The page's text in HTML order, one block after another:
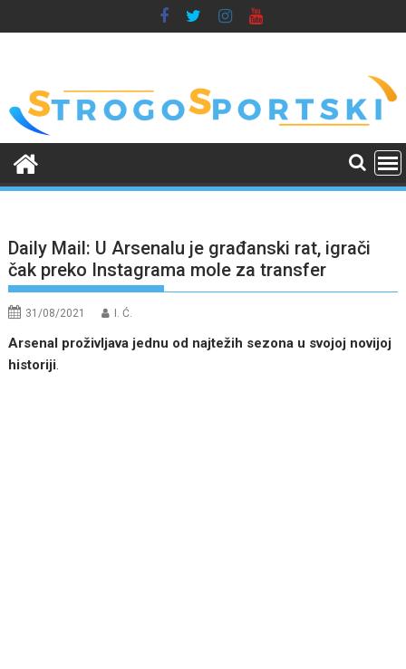
to
Daily Mail: U Arsenalu je građanski rat, igrači
čak preko Instagrama mole za transfer
31/08/2021 I. Ć.
Arsenal proživljava jednu od najtežih sezona u svojoj novijoj
historiji.